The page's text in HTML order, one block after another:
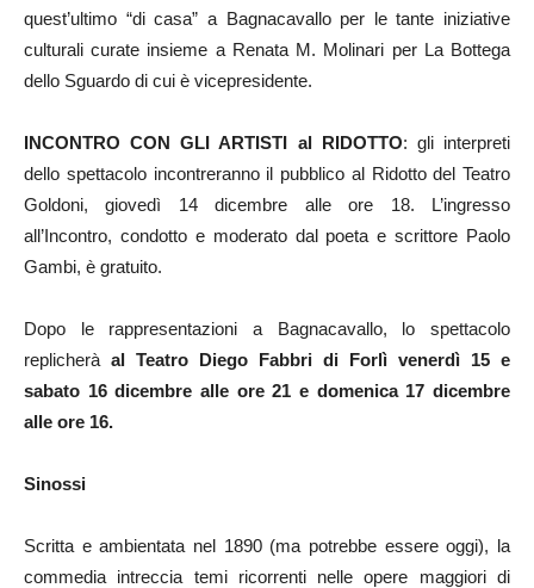
quest’ultimo “di casa” a Bagnacavallo per le tante iniziative
culturali curate insieme a Renata M. Molinari per La Bottega
dello Sguardo di cui è vicepresidente.
INCONTRO CON GLI ARTISTI al RIDOTTO: gli interpreti
dello spettacolo incontreranno il pubblico al Ridotto del Teatro
Goldoni, giovedì 14 dicembre alle ore 18. L’ingresso
all’Incontro, condotto e moderato dal poeta e scrittore Paolo
Gambi, è gratuito.
Dopo le rappresentazioni a Bagnacavallo, lo spettacolo
replicherà al Teatro Diego Fabbri di Forlì venerdì 15 e
sabato 16 dicembre alle ore 21 e domenica 17 dicembre
alle ore 16.
Sinossi
Scritta e ambientata nel 1890 (ma potrebbe essere oggi), la
commedia intreccia temi ricorrenti nelle opere maggiori di